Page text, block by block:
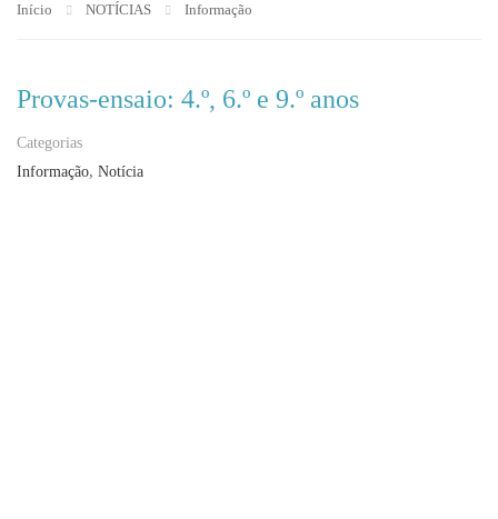
Início NOTÍCIAS Informação
Provas-ensaio: 4.º, 6.º e 9.º anos
Categorias
Informação, Notícia